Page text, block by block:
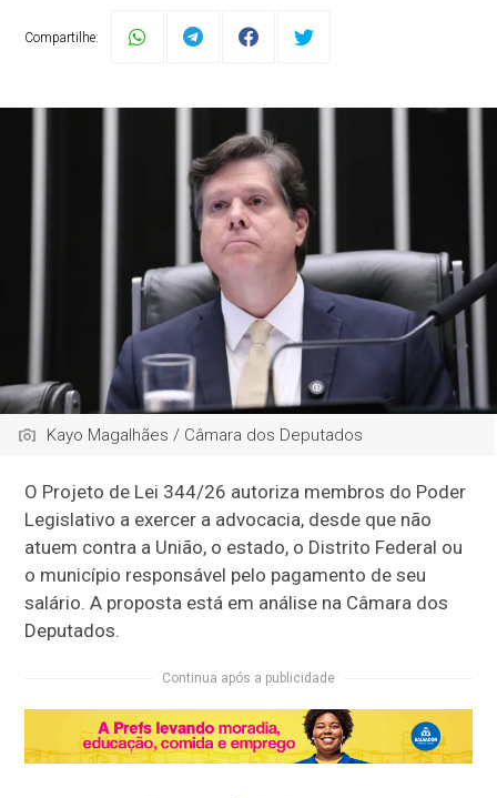
Compartilhe:
Kayo Magalhães / Câmara dos Deputados
O Projeto de Lei 344/26 autoriza membros do Poder
Legislativo a exercer a advocacia, desde que não
atuem contra a União, o estado, o Distrito Federal ou
o município responsável pelo pagamento de seu
salário. A proposta está em análise na Câmara dos
Deputados.
Continua após a publicidade